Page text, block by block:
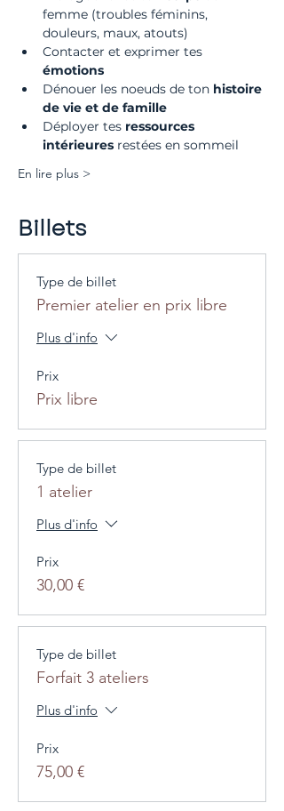
femme (troubles féminins,
douleurs, maux, atouts)
Contacter et exprimer tes
émotions
Dénouer les noeuds de ton histoire
de vie et de famille
Déployer tes ressources
intérieures restées en sommeil
En lire plus >
Billets
Type de billet
Premier atelier en prix libre
Plus d'info
Prix
Prix libre
Type de billet
1 atelier
Plus d'info
Prix
30,00 €
Type de billet
Forfait 3 ateliers
Plus d'info
Prix
75,00 €